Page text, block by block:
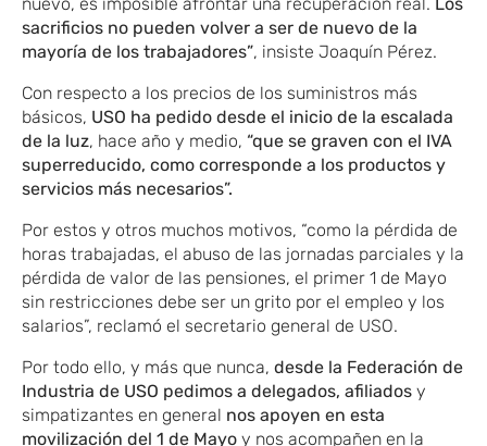
sacrificios no pueden volver a ser de nuevo de la
mayoría de los trabajadores”, insiste Joaquín Pérez.
Con respecto a los precios de los suministros más
básicos, USO ha pedido desde el inicio de la escalada
de la luz, hace año y medio, “que se graven con el IVA
superreducido, como corresponde a los productos y
servicios más necesarios”.
Por estos y otros muchos motivos, “como la pérdida de
horas trabajadas, el abuso de las jornadas parciales y la
pérdida de valor de las pensiones, el primer 1 de Mayo
sin restricciones debe ser un grito por el empleo y los
salarios”, reclamó el secretario general de USO.
Por todo ello, y más que nunca, desde la Federación de
Industria de USO pedimos a delegados, afiliados y
simpatizantes en general nos apoyen en esta
movilización del 1 de Mayo y nos acompañen en la